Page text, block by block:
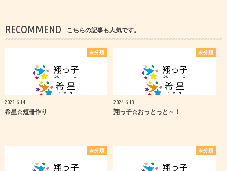
RECOMMEND こちらの記事も人気です。
未分類
2023.6.14
希星☆短冊作り
未分類
2024.6.13
翔っ子☆おっとっと～！
未分類 未分類